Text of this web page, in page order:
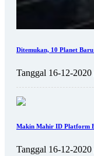
Ditemukan, 10 Planet
Tanggal 16-12-
Makin Mahir ID Platform
Tanggal 16-12-